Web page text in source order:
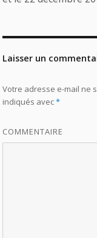
Laisser un
Votre adresse e-mail ne
indiqués avec*
COMMENTAIRE